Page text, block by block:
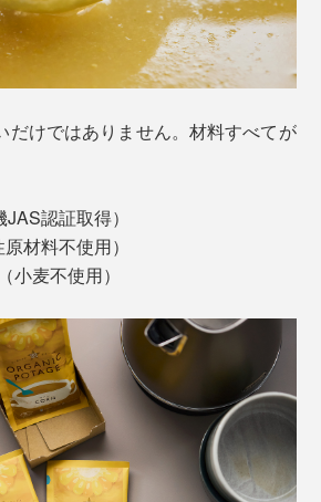
だけではありません。材料すべてが
認証取得）
材料不使用）
小麦不使用）